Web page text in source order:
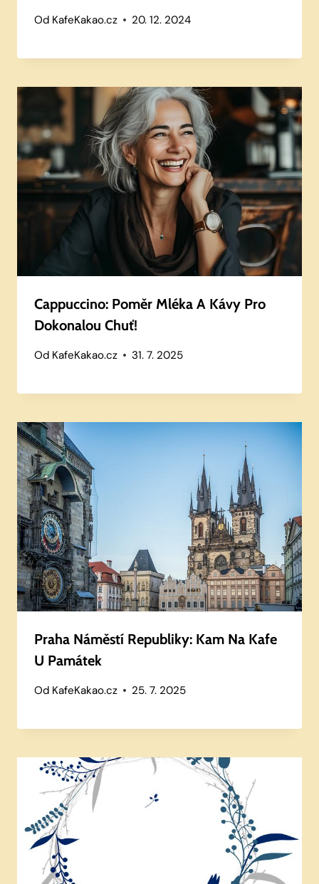
Od KafeKakao.cz 20. 12. 2024
Cappuccino: Poměr Mléka A Kávy Pro
Dokonalou Chuť!
Od KafeKakao.cz 31. 7. 2025
Praha Náměstí Republiky: Kam Na Kafe
U Památek
Od KafeKakao.cz 25. 7. 2025